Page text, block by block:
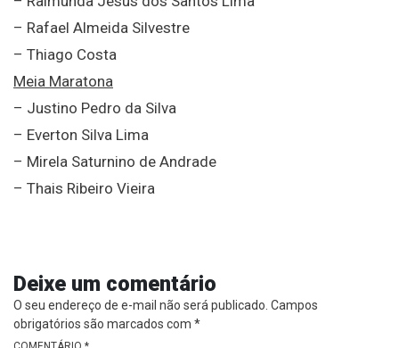
– Rafael Almeida Silvestre
– Thiago Costa
Meia Maratona
– Justino Pedro da Silva
– Everton Silva Lima
– Mirela Saturnino de Andrade
– Thais Ribeiro Vieira
Deixe um comentário
O seu endereço de e-mail não será publicado. Campos
obrigatórios são marcados com *